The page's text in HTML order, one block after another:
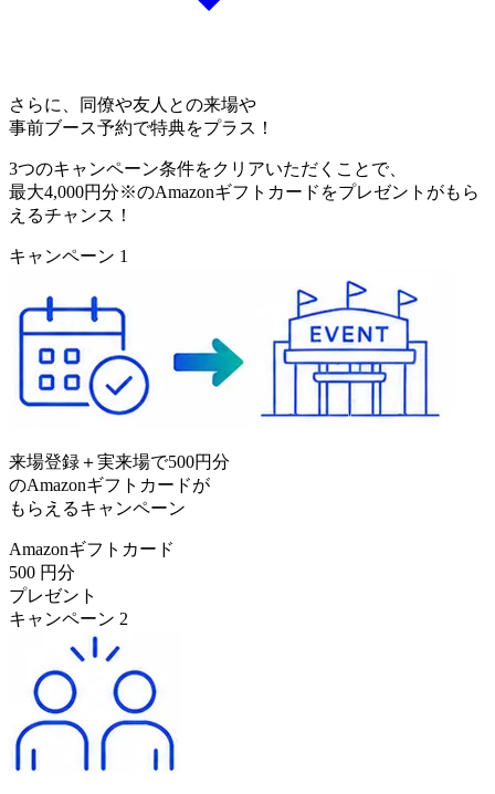
さらに、同僚や友人との来場や
事前ブース予約で特典をプラス！
3つのキャンペーン条件をクリアいただくことで、
最大4,000円分※のAmazonギフトカードをプレゼントがもら
えるチャンス！
キャンペーン 1
来場登録＋実来場で500円分
のAmazonギフトカードが
もらえるキャンペーン
Amazonギフトカード
500 円分
プレゼント
キャンペーン 2